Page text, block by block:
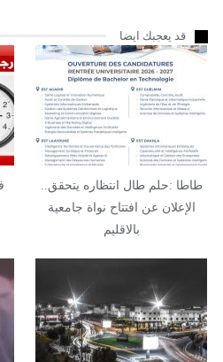
قد يعجبك ايضا
طاطا :حلم طال انتظاره يتحقق..
الإعلان عن افتتاح نواة جامعية
بالاقليم